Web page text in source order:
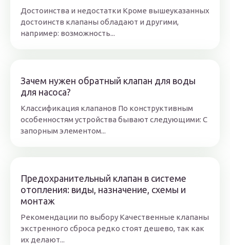
Достоинства и недостатки Кроме вышеуказанных
достоинств клапаны обладают и другими,
например: возможность...
Зачем нужен обратный клапан для воды
для насоса?
Классификация клапанов По конструктивным
особенностям устройства бывают следующими: С
запорным элементом...
Предохранительный клапан в системе
отопления: виды, назначение, схемы и
монтаж
Рекомендации по выбору Качественные клапаны
экстренного сброса редко стоят дешево, так как
их делают...